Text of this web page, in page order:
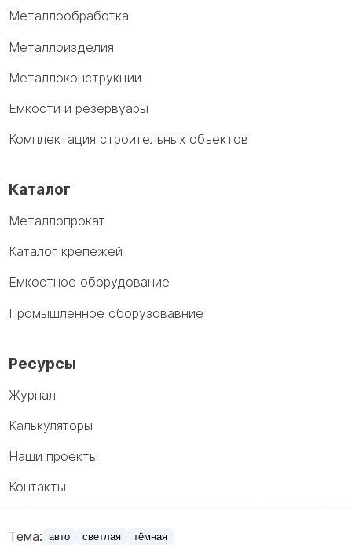
Металлообработка
Металлоизделия
Металлоконструкции
Емкости и резервуары
Комплектация строительных объектов
Каталог
Металлопрокат
Каталог крепежей
Емкостное оборудование
Промышленное оборузовавние
Ресурсы
Журнал
Калькуляторы
Наши проекты
Контакты
Тема: авто светлая тёмная